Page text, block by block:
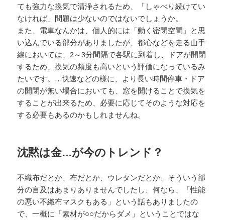
ても強力な換気で清浄されるため、「しゃべり続けてい
なければ」問題は少ないのではないでしょうか。
また、電車なんかは、個人的には「動く密閉空間」と思
い込んでいる部分がありましたが、都心などを走る山手
線においては、2～3分間隔で各駅に到着し、ドアが開閉
するため、換気の頻度も高いという評価になっているみ
たいです。…快速などの様に、より長い時間停車・ドア
の開閉が無い場合においても、窓を開けることで換気を
することが出来るため、必要に応じてそのような対応を
する必要もあるのかもしれませんね。
沈黙は金…が今のトレンド？
不織布だとか、布だとか、ウレタンだとか、そういう部
分の言及はあまりありませんでしたし、何なら、「性能
の悪い不織布マスクもある」という話もありましたの
で、一概に「素材が○○だからダメ」ということではな